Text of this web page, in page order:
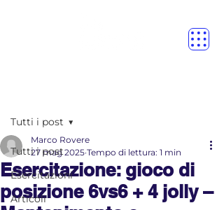
Tutti i post
Esercitazioni
Articoli
Tutti i post
Esercitazione: gioco di
posizione 6vs6 + 4 jolly –
Marco Rovere
27 mag 2025 Tempo di lettura: 1 min